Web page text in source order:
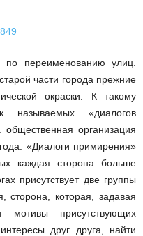
переименованию улиц.
части города прежние
окраски. К такому
«диалогов
организация
«Диалоги примирения»
каждая сторона больше
присутствует две группы
сторона, которая, задавая
мотивы присутствующих
друг друга, найти